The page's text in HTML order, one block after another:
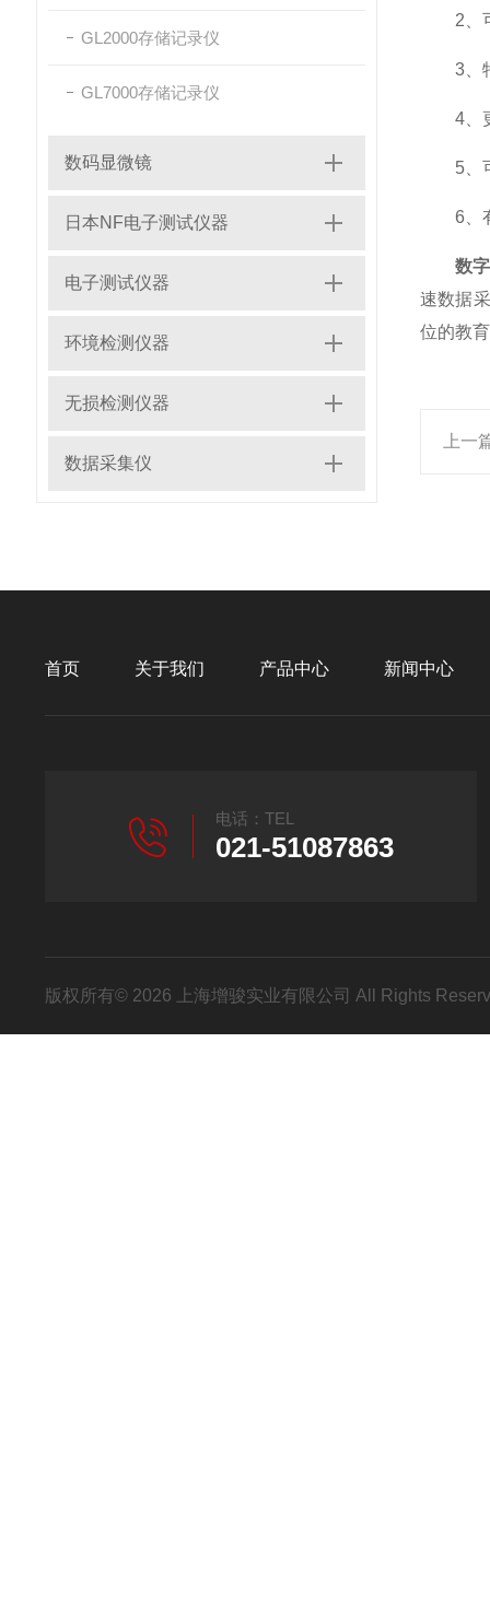
GL2000存储记录仪
GL7000存储记录仪
数码显微镜
日本NF电子测试仪器
电子测试仪器
环境检测仪器
无损检测仪器
数据采集仪
2、可
3、特
4、更
5、可
6、有*
数
速数据
位的教
上一
首页 关于我们 产品中心 新闻中心
电话：TEL
021-51087863
版权所有© 2026 上海增骏实业有限公司 All Rights